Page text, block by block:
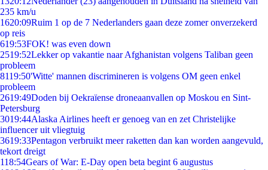
235 km/u
1620:09Ruim 1 op de 7 Nederlanders gaan deze zomer onverzekerd
op reis
619:53FOK! was even down
2519:52Lekker op vakantie naar Afghanistan volgens Taliban geen
probleem
8119:50'Witte' mannen discrimineren is volgens OM geen enkel
probleem
2619:49Doden bij Oekraïense droneaanvallen op Moskou en Sint-
Petersburg
3019:44Alaska Airlines heeft er genoeg van en zet Christelijke
influencer uit vliegtuig
3619:33Pentagon verbruikt meer raketten dan kan worden aangevuld,
tekort dreigt
118:54Gears of War: E-Day open beta begint 6 augustus